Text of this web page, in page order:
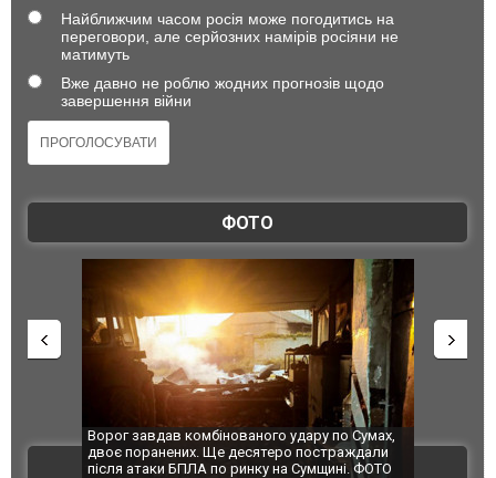
Найближчим часом росія може погодитись на
переговори, але серйозних намірів росіяни не
матимуть
Вже давно не роблю жодних прогнозів щодо
завершення війни
ФОТО
Ворог завдав комбінованого удару по Сумах,
двоє поранених. Ще десятеро постраждали
після атаки БПЛА по ринку на Сумщині. ФОТО
За 2000
склад
ВІДЕО